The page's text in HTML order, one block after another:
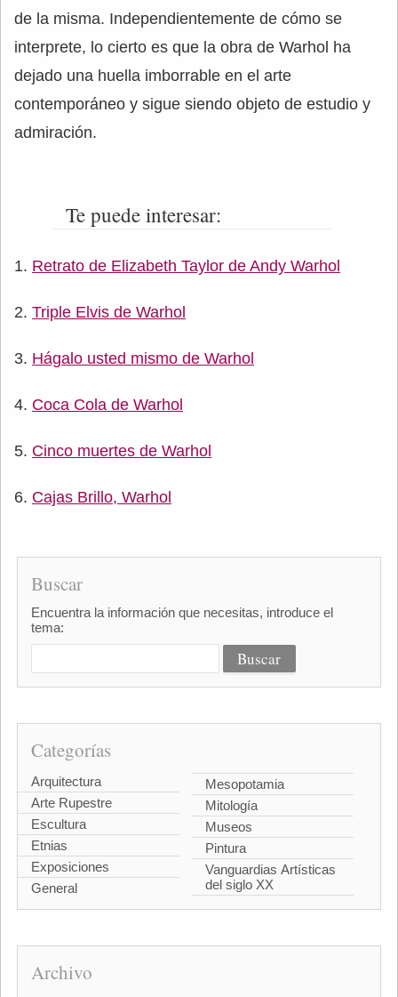
de la misma. Independientemente de cómo se
interprete, lo cierto es que la obra de Warhol ha
dejado una huella imborrable en el arte
contemporáneo y sigue siendo objeto de estudio y
admiración.
Te puede interesar:
Retrato de Elizabeth Taylor de Andy Warhol
Triple Elvis de Warhol
Hágalo usted mismo de Warhol
Coca Cola de Warhol
Cinco muertes de Warhol
Cajas Brillo, Warhol
Buscar
Encuentra la información que necesitas, introduce el
tema:
Categorías
Arquitectura
Arte Rupestre
Escultura
Etnias
Exposiciones
General
Mesopotamia
Mitología
Museos
Pintura
Vanguardias Artísticas
del siglo XX
Archivo